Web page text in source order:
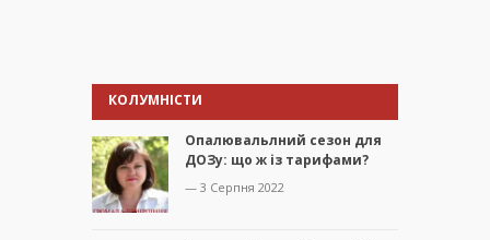
КОЛУМНІСТИ
Опалювальлний сезон для
ДОЗу: що ж із тарифами?
— 3 Серпня 2022